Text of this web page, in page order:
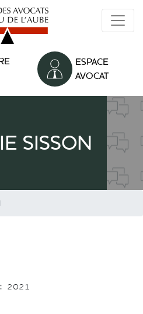
ESPACE
AVOCAT
SISSON
: 2021